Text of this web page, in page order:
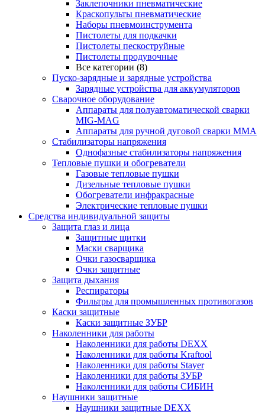
Заклепочники пневматические
Краскопульты пневматические
Наборы пневмоинструмента
Пистолеты для подкачки
Пистолеты пескоструйные
Пистолеты продувочные
Все категории (8)
Пуско-зарядные и зарядные устройства
Зарядные устройства для аккумуляторов
Сварочное оборудование
Аппараты для полуавтоматической сварки
MIG-MAG
Аппараты для ручной дуговой сварки MMA
Стабилизаторы напряжения
Однофазные стабилизаторы напряжения
Тепловые пушки и обогреватели
Газовые тепловые пушки
Дизельные тепловые пушки
Обогреватели инфракрасные
Электрические тепловые пушки
Средства индивидуальной защиты
Защита глаз и лица
Защитные щитки
Маски сварщика
Очки газосварщика
Очки защитные
Защита дыхания
Респираторы
Фильтры для промышленных противогазов
Каски защитные
Каски защитные ЗУБР
Наколенники для работы
Наколенники для работы DEXX
Наколенники для работы Kraftool
Наколенники для работы Stayer
Наколенники для работы ЗУБР
Наколенники для работы СИБИН
Наушники защитные
Наушники защитные DEXX